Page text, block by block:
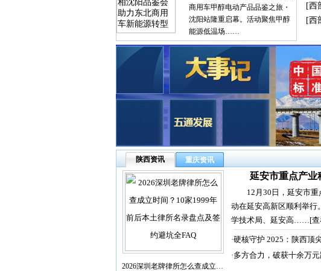
商用车甲醇电动产品品鉴之旅・
沈阳站隆重启幕。活动聚焦甲醇
能源低温场……
[西
[西
陕西资讯 重庆资讯
2026深圳老牌律所怎么查成立…
延安市重点产
12月30日，延安市
动在延安高新区顺利举行
学技术局、延安高……[
·硬核守护 2025：陕西顶
·多方合力，破获十余万